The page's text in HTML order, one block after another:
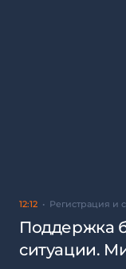
12:12 Регистрация и
Поддержка
ситуации.